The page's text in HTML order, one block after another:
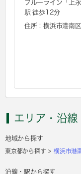
ブルーライン「 上
駅 徒歩12分
住所：横浜市港南
エリア・沿
地域から探す
東京都から探す 横浜市港
沿線・駅から探す